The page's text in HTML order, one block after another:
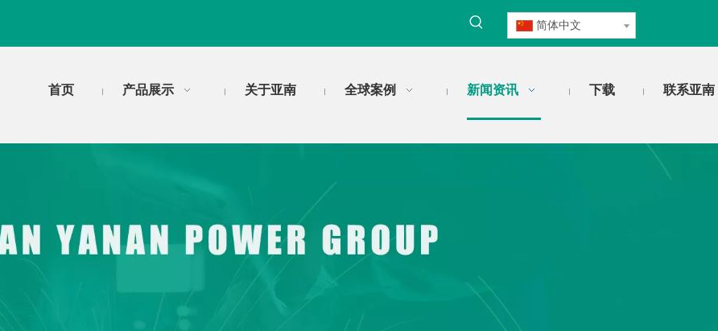
简体中文
首页 产品展示 关于亚南 全球案例 新闻资讯 下载 联系亚南